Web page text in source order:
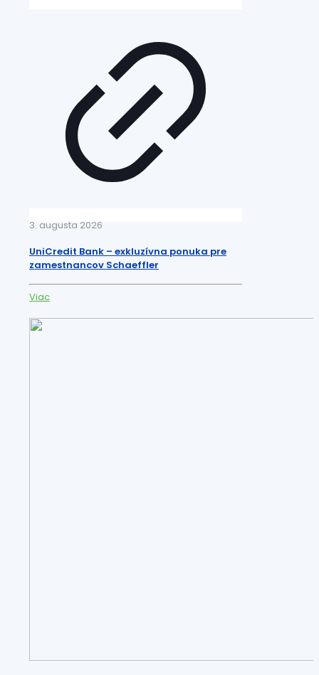
3. augusta 2026
UniCredit Bank – exkluzívna ponuka pre
zamestnancov Schaeffler
Viac